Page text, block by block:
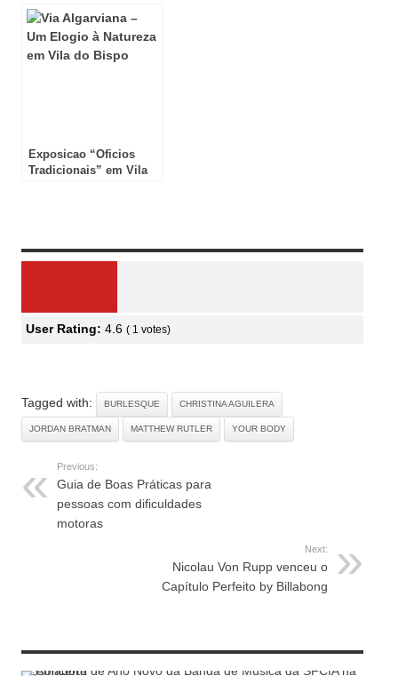
Exposicao “Oficios
Tradicionais” em Vila
User Rating: 4.6 ( 1 votes)
Tagged with: BURLESQUE CHRISTINA AGUILERA
JORDAN BRATMAN MATTHEW RUTLER YOUR BODY
Previous:
Guia de Boas Práticas para
pessoas com dificuldades
motoras
Next:
Nicolau Von Rupp venceu o
Capítulo Perfeito by Billabong